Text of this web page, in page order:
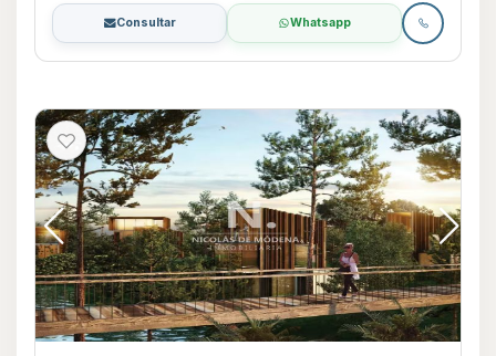
Consultar Whatsapp